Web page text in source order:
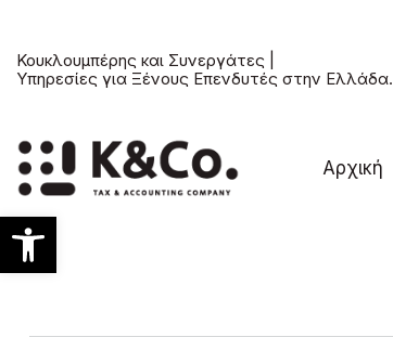
Ανοίξτε τη γραμμή εργαλείων
Κουκλουμπέρης και Συνεργάτες |
Υπηρεσίες για Ξένους Επενδυτές στην Ελλάδα.
Αρχική